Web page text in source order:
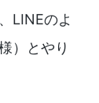
LINEのよ
）とやり